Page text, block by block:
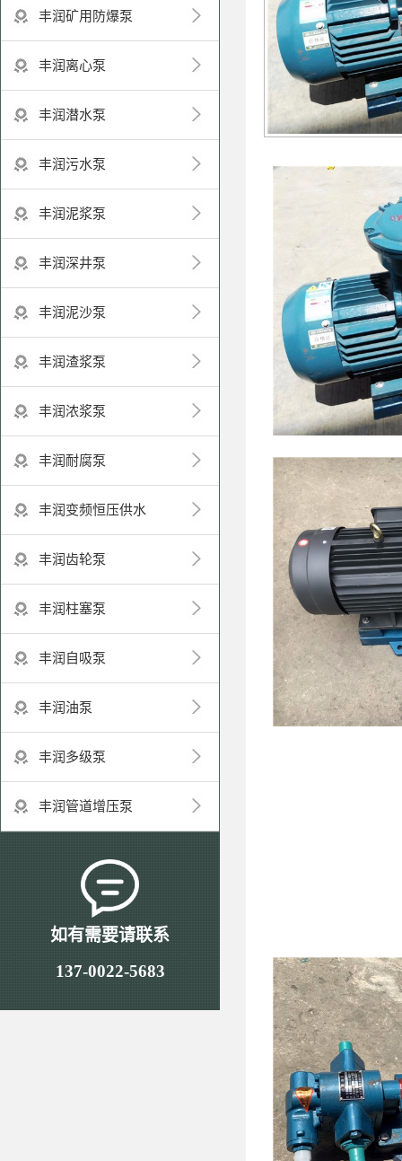
丰润矿用防爆泵
丰润离心泵
丰润潜水泵
丰润污水泵
丰润泥浆泵
丰润深井泵
丰润泥沙泵
丰润渣浆泵
丰润浓浆泵
丰润耐腐泵
丰润变频恒压供水
丰润齿轮泵
丰润柱塞泵
丰润自吸泵
丰润油泵
丰润多级泵
丰润管道增压泵
如有需要请联系
137-0022-5683